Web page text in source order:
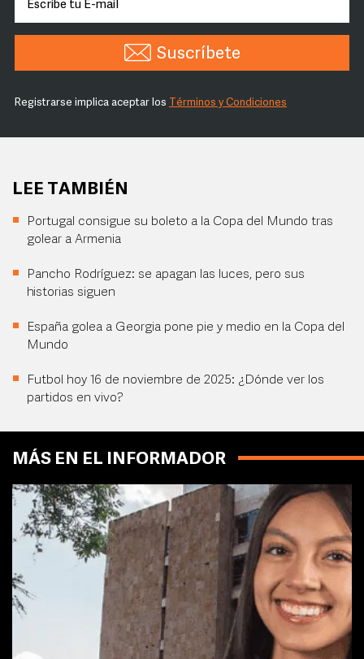
Suscríbete
Registrarse implica aceptar los Términos y Condiciones
LEE TAMBIÉN
Portugal consigue su boleto a la Copa del Mundo tras
golear a Armenia
Pancho Rodríguez: se apagan las luces, pero sus
historias siguen
España golea a Georgia pone pie y medio en la Copa del
Mundo
Futbol hoy 16 de noviembre de 2025: ¿Dónde ver los
partidos en vivo?
MÁS EN EL INFORMADOR